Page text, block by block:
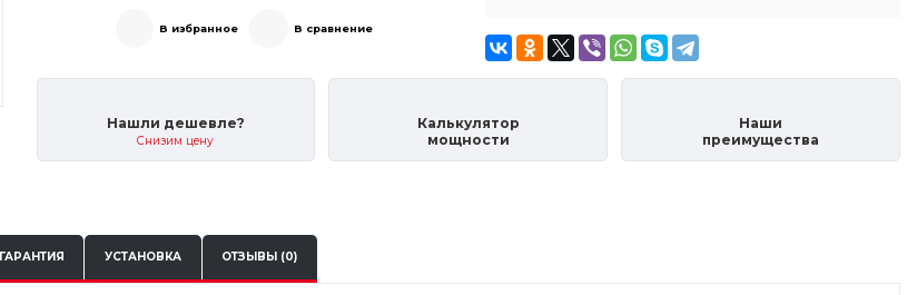
В избранное В сравнение
Нашли дешевле?
Снизим цену
Калькулятор
мощности
Наши
преимущества
ГАРАНТИЯ УСТАНОВКА ОТЗЫВЫ (0)